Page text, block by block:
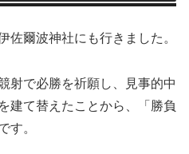
佐爾波神社にも行きました。
射で必勝を祈願し、見事的中
建て替えたことから、「勝負
す。